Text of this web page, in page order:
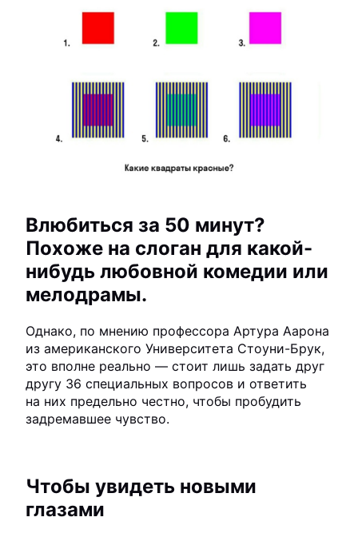
Влюбиться за 50 минут?
Похоже на слоган для какой-
нибудь любовной комедии или
мелодрамы.
Однако, по мнению профессора Артура Аарона
из американского Университета Стоуни-Брук,
это вполне реально — стоит лишь задать друг
другу 36 специальных вопросов и ответить
на них предельно честно, чтобы пробудить
задремавшее чувство.
Чтобы увидеть новыми
глазами